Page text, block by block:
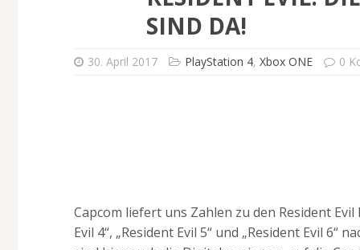
SIND DA!
30. April 2017 PlayStation 4,Xbox ONE 0
Capcom liefert uns Zahlen zu den Resident
Evil 4“, „Resident Evil 5“ und „Resident Evil